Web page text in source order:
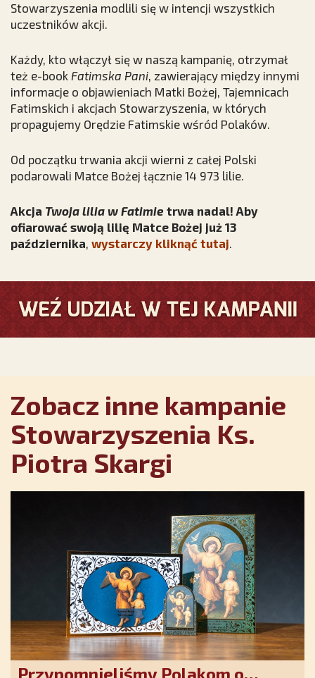
Stowarzyszenia modlili się w intencji wszystkich
uczestników akcji.
Każdy, kto włączył się w naszą kampanię, otrzymał
też e-book Fatimska Pani, zawierający między innymi
informacje o objawieniach Matki Bożej, Tajemnicach
Fatimskich i akcjach Stowarzyszenia, w których
propagujemy Orędzie Fatimskie wśród Polaków.
Od początku trwania akcji wierni z całej Polski
podarowali Matce Bożej łącznie 14 973 lilie.
Akcja Twoja lilia w Fatimie trwa nadal! Aby
ofiarować swoją lilię Matce Bożej już 13
października, wystarczy kliknąć tutaj.
Zobacz inne kampanie
Stowarzyszenia Ks.
Piotra Skargi
Przypomnieliśmy Polakom o